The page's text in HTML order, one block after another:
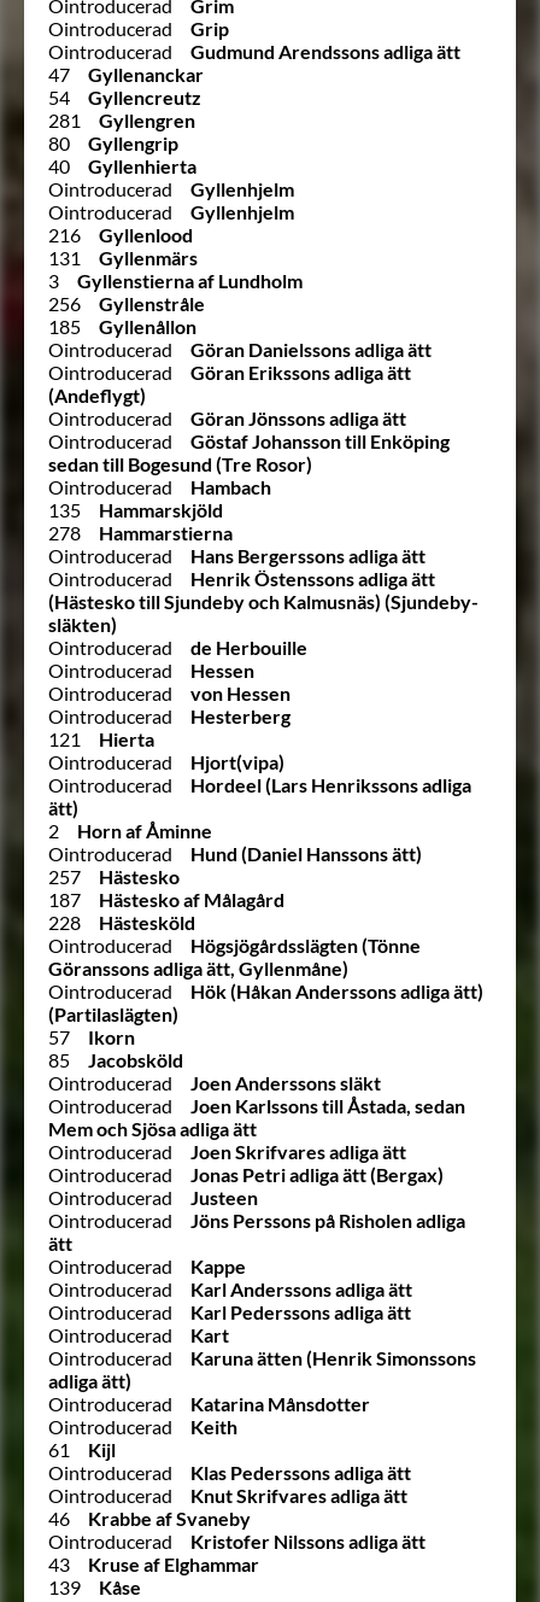
Ointroducerad
Grim
Ointroducerad
Grip
Ointroducerad
Gudmund Arendssons adliga ätt
47
Gyllenanckar
54
Gyllencreutz
281
Gyllengren
80
Gyllengrip
40
Gyllenhierta
Ointroducerad
Gyllenhjelm
Ointroducerad
Gyllenhjelm
216
Gyllenlood
131
Gyllenmärs
3
Gyllenstierna af Lundholm
256
Gyllenstråle
185
Gyllenållon
Ointroducerad
Göran Danielssons adliga ätt
Ointroducerad
Göran Erikssons adliga ätt
(Andeflygt)
Ointroducerad
Göran Jönssons adliga ätt
Ointroducerad
Göstaf Johansson till Enköping
sedan till Bogesund (Tre Rosor)
Ointroducerad
Hambach
135
Hammarskjöld
278
Hammarstierna
Ointroducerad
Hans Bergerssons adliga ätt
Ointroducerad
Henrik Östenssons adliga ätt
(Hästesko till Sjundeby och Kalmusnäs) (Sjundeby-
släkten)
Ointroducerad
de Herbouille
Ointroducerad
Hessen
Ointroducerad
von Hessen
Ointroducerad
Hesterberg
121
Hierta
Ointroducerad
Hjort(vipa)
Ointroducerad
Hordeel (Lars Henrikssons adliga
ätt)
2
Horn af Åminne
Ointroducerad
Hund (Daniel Hanssons ätt)
257
Hästesko
187
Hästesko af Målagård
228
Hästesköld
Ointroducerad
Högsjögårdsslägten (Tönne
Göranssons adliga ätt, Gyllenmåne)
Ointroducerad
Hök (Håkan Anderssons adliga ätt)
(Partilaslägten)
57
Ikorn
85
Jacobsköld
Ointroducerad
Joen Anderssons släkt
Ointroducerad
Joen Karlssons till Åstada, sedan
Mem och Sjösa adliga ätt
Ointroducerad
Joen Skrifvares adliga ätt
Ointroducerad
Jonas Petri adliga ätt (Bergax)
Ointroducerad
Justeen
Ointroducerad
Jöns Perssons på Risholen adliga
ätt
Ointroducerad
Kappe
Ointroducerad
Karl Anderssons adliga ätt
Ointroducerad
Karl Pederssons adliga ätt
Ointroducerad
Kart
Ointroducerad
Karuna ätten (Henrik Simonssons
adliga ätt)
Ointroducerad
Katarina Månsdotter
Ointroducerad
Keith
61
Kijl
Ointroducerad
Klas Pederssons adliga ätt
Ointroducerad
Knut Skrifvares adliga ätt
46
Krabbe af Svaneby
Ointroducerad
Kristofer Nilssons adliga ätt
43
Kruse af Elghammar
139
Kåse